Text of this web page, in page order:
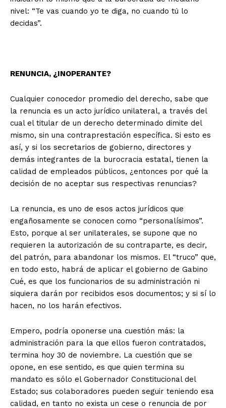
+ Todas las formas de lucha, potencialmente enlazadas
nivel: “Te vas cuando yo te diga, no cuando tú lo
decidas”.
RENUNCIA, ¿INOPERANTE?
Cualquier conocedor promedio del derecho, sabe que
la renuncia es un acto jurídico unilateral, a través del
cual el titular de un derecho determinado dimite del
mismo, sin una contraprestación específica. Si esto es
así, y si los secretarios de gobierno, directores y
demás integrantes de la burocracia estatal, tienen la
calidad de empleados públicos, ¿entonces por qué la
decisión de no aceptar sus respectivas renuncias?
La renuncia, es uno de esos actos jurídicos que
engañosamente se conocen como “personalísimos”.
Esto, porque al ser unilaterales, se supone que no
requieren la autorización de su contraparte, es decir,
del patrón, para abandonar los mismos. El “truco” que,
en todo esto, habrá de aplicar el gobierno de Gabino
Cué, es que los funcionarios de su administración ni
siquiera darán por recibidos esos documentos; y si sí lo
hacen, no los harán efectivos.
Empero, podría oponerse una cuestión más: la
administración para la que ellos fueron contratados,
termina hoy 30 de noviembre. La cuestión que se
opone, en ese sentido, es que quien termina su
mandato es sólo el Gobernador Constitucional del
Estado; sus colaboradores pueden seguir teniendo esa
calidad, en tanto no exista un cese o renuncia de por